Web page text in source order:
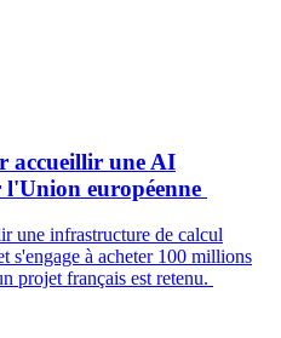
accueillir une AI
européenne
une infrastructure de calcul
s'engage à acheter 100 millions
projet français est retenu.